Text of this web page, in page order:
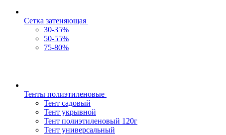
Сетка затеняющая
30-35%
50-55%
75-80%
Тенты полиэтиленовые
Тент садовый
Тент укрывной
Тент полиэтиленовый 120г
Тент универсальный